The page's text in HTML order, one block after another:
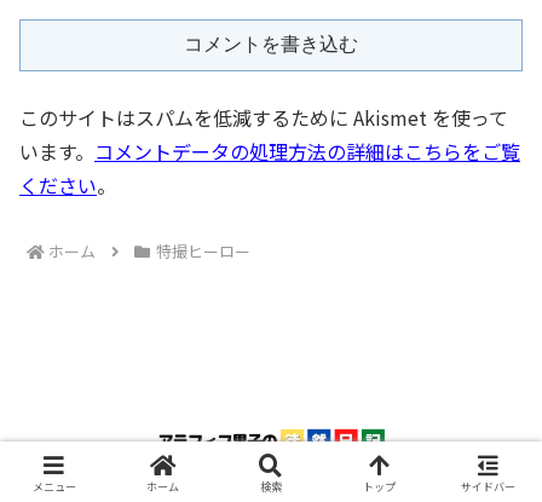
コメントを書き込む
このサイトはスパムを低減するために Akismet を使って
います。 コメントデータの処理方法の詳細はこちらをご覧
ください。
ホーム 特撮ヒーロー
メニュー ホーム 検索 トップ サイドバー